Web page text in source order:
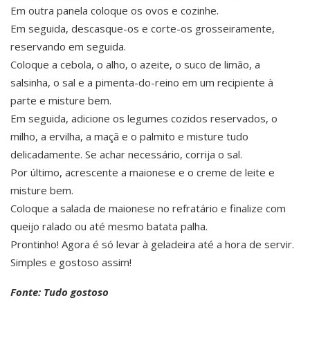
Em outra panela coloque os ovos e cozinhe.
Em seguida, descasque-os e corte-os grosseiramente,
reservando em seguida.
Coloque a cebola, o alho, o azeite, o suco de limão, a
salsinha, o sal e a pimenta-do-reino em um recipiente à
parte e misture bem.
Em seguida, adicione os legumes cozidos reservados, o
milho, a ervilha, a maçã e o palmito e misture tudo
delicadamente. Se achar necessário, corrija o sal.
Por último, acrescente a maionese e o creme de leite e
misture bem.
Coloque a salada de maionese no refratário e finalize com
queijo ralado ou até mesmo batata palha.
Prontinho! Agora é só levar à geladeira até a hora de servir.
Simples e gostoso assim!
Fonte: Tudo gostoso